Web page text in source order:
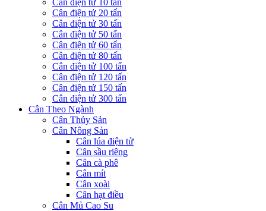
Cân điện tử 10 tấn
Cân điện tử 20 tấn
Cân điện tử 30 tấn
Cân điện tử 50 tấn
Cân điện tử 60 tấn
Cân điện tử 80 tấn
Cân điện tử 100 tấn
Cân điện tử 120 tấn
Cân điện tử 150 tấn
Cân điện tử 300 tấn
Cân Theo Ngành
Cân Thủy Sản
Cân Nông Sản
Cân lúa điện tử
Cân sầu riêng
Cân cà phê
Cân mít
Cân xoài
Cân hạt điều
Cân Mủ Cao Su